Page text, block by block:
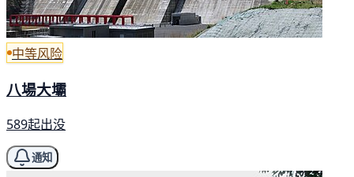
中等风险
八場大壩
589起出没
通知